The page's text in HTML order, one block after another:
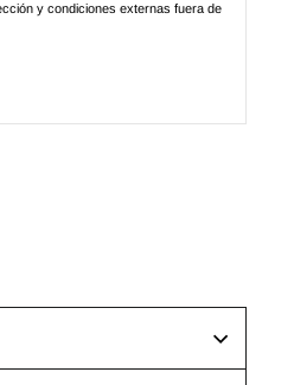
y condiciones externas fuera de